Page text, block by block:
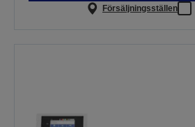
Försäljningsställen